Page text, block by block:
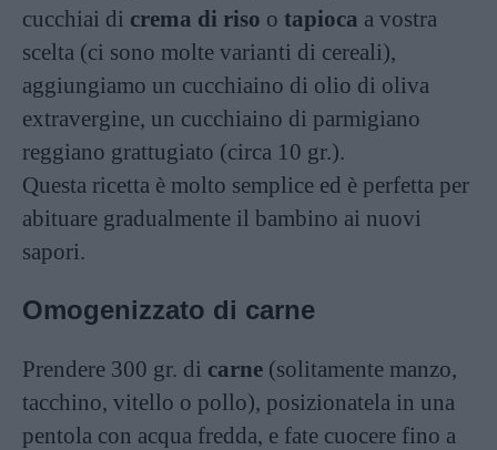
cucchiai di crema di riso o tapioca a vostra
scelta (ci sono molte varianti di cereali),
aggiungiamo un cucchiaino di olio di oliva
extravergine, un cucchiaino di parmigiano
reggiano grattugiato (circa 10 gr.).
Questa ricetta è molto semplice ed è perfetta per
abituare gradualmente il bambino ai nuovi
sapori.
Omogenizzato di carne
Prendere 300 gr. di carne (solitamente manzo,
tacchino, vitello o pollo), posizionatela in una
pentola con acqua fredda, e fate cuocere fino a